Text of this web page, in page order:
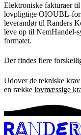
Elektroniske fakturaer
lovpligtige OIOUBL-
leverandør til Randers
leve op til NemHandel-
formatet.
Der findes flere
Udover de tekniske
en række lovmæssige